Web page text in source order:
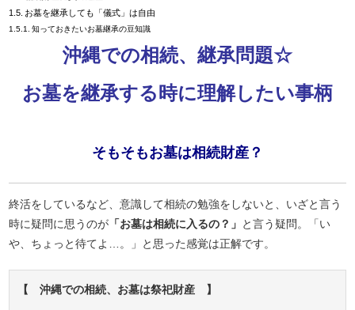
お墓を継承しても「儀式」は自由
知っておきたいお墓継承の豆知識
沖縄での相続、継承問題☆
お墓を継承する時に理解したい事柄
そもそもお墓は相続財産？
終活をしているなど、意識して相続の勉強をしないと、いざと言う
時に疑問に思うのが 「お墓は相続に入るの？」 と言う疑問。「い
や、ちょっと待てよ…。」と思った感覚は正解です。
【 沖縄での相続、お墓は祭祀財産 】